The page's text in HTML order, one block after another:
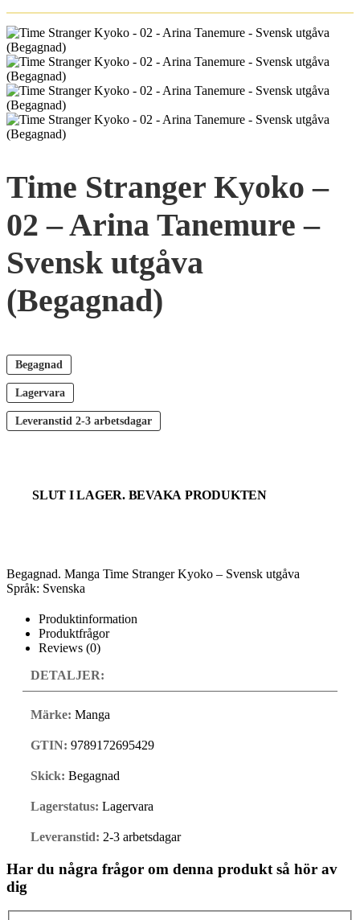
Time Stranger Kyoko –
02 – Arina Tanemure –
Svensk utgåva
(Begagnad)
Begagnad
Lagervara
Leveranstid 2-3 arbetsdagar
SLUT I LAGER. BEVAKA PRODUKTEN
Begagnad. Manga Time Stranger Kyoko – Svensk utgåva
Språk: Svenska
Produktinformation
Produktfrågor
Reviews (0)
DETALJER:
Märke: Manga
GTIN: 9789172695429
Skick: Begagnad
Lagerstatus: Lagervara
Leveranstid: 2-3 arbetsdagar
Har du några frågor om denna produkt så hör av
dig